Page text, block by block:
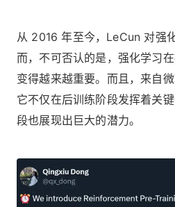
从 2016 年至今，LeCun 对强
而，不可否认的是，强化学习
变得越来越重要。而且，来自
它不仅在后训练阶段发挥着关
段也展现出巨大的潜力。